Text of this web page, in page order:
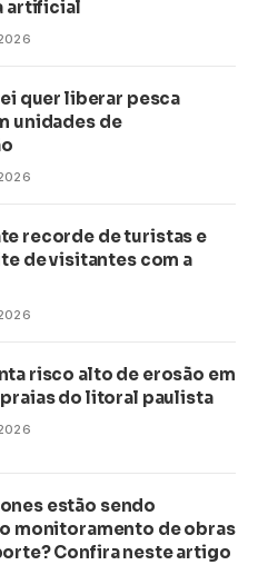
artificial
quer liberar pesca
unidades de
recorde de turistas e
de visitantes com a
risco alto de erosão em
praias do litoral paulista
estão sendo
monitoramento de obras
Confira neste artigo